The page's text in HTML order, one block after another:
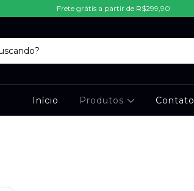
Frete grátis a partir de R$299,90
Início Produtos Contato